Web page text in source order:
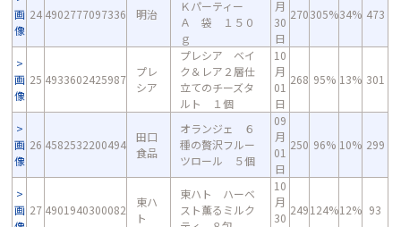
画
像
24 4902777097336 明治
Ｋパーティー
Ａ 袋 １５０
ｇ
月
30
日
270305%34% 473
画
像
25 4933602425987
プレ
シア
プレシア ベイ
ク＆レア２層仕
立てのチーズタ
ルト １個
10
月
01
日
268 95% 13% 301
画
像
26 4582532200494
田口
食品
オランジェ ６
種の贅沢フルー
ツロール ５個
09
月
01
日
250 96% 10% 299
画 27 4901940300082
東ハ
ト
東ハト ハーベ
スト薫るミルク
10
月
30
249124%12% 93